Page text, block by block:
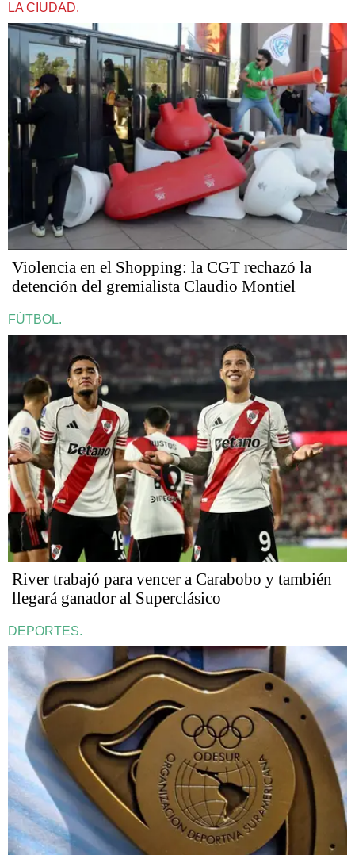
LA CIUDAD.
Violencia en el Shopping: la CGT rechazó la
detención del gremialista Claudio Montiel
FÚTBOL.
River trabajó para vencer a Carabobo y también
llegará ganador al Superclásico
DEPORTES.